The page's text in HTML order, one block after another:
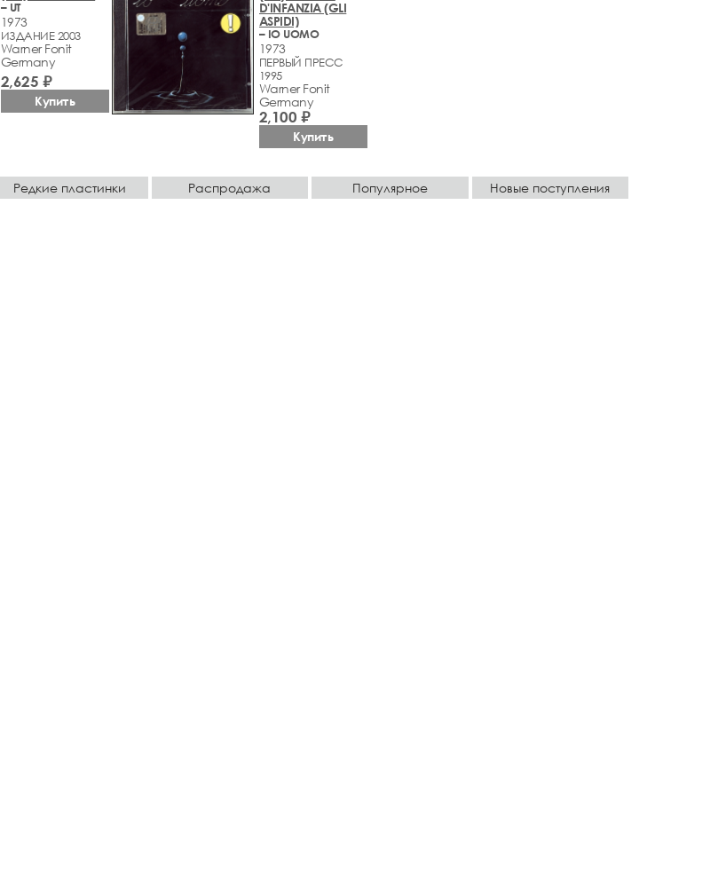
– UT
1973
ИЗДАНИЕ 2003
Warner Fonit
Germany
2,625 ₽
Купить
D'INFANZIA (GLI
ASPIDI)
– IO UOMO
1973
ПЕРВЫЙ ПРЕСС
1995
Warner Fonit
Germany
2,100 ₽
Купить
Редкие пластинки Распродажа Популярное Новые поступления